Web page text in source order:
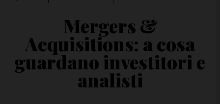
Mergers &
Acquisitions: a cosa
guardano investitori e
analisti